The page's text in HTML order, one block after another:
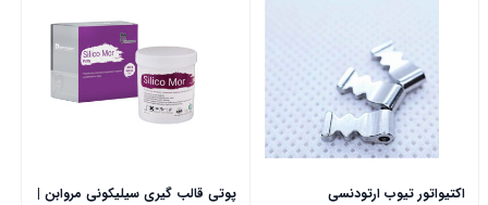
اکتیواتور تیوب ارتودنسی
پوتی قالب گیری سیلیکونی مروابن |